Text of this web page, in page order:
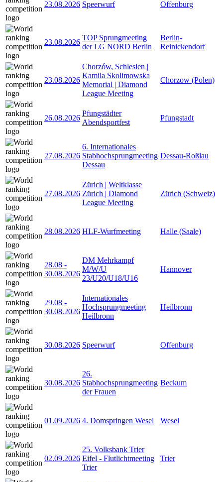
23.08.2026 Speerwurf Offenburg
23.08.2026
TOP Sprungmeeting
der LG NORD Berlin
Berlin-
Reinickendorf
23.08.2026
Chorzów, Schlesien |
Kamila Skolimowska
Memorial | Diamond
League Meeting
Chorzow (Polen)
26.08.2026
Pfungstädter
Abendsportfest
Pfungstadt
27.08.2026
6. Internationales
Stabhochsprungmeeting
Dessau
Dessau-Roßlau
27.08.2026
Zürich | Weltklasse
Zürich | Diamond
League Meeting
Zürich (Schweiz)
28.08.2026 HLF-Wurfmeeting Halle (Saale)
28.08 -
30.08.2026
DM Mehrkampf
M/W/U
23/U20/U18/U16
Hannover
29.08 -
30.08.2026
Internationales
Hochsprungmeeting
Heilbronn
Heilbronn
30.08.2026 Speerwurf Offenburg
30.08.2026
26.
Stabhochsprungmeeting
der Frauen
Beckum
01.09.2026 4. Domspringen Wesel Wesel
02.09.2026
25. Volksbank Trier
Eifel - Flutlichtmeeting
Trier
Trier